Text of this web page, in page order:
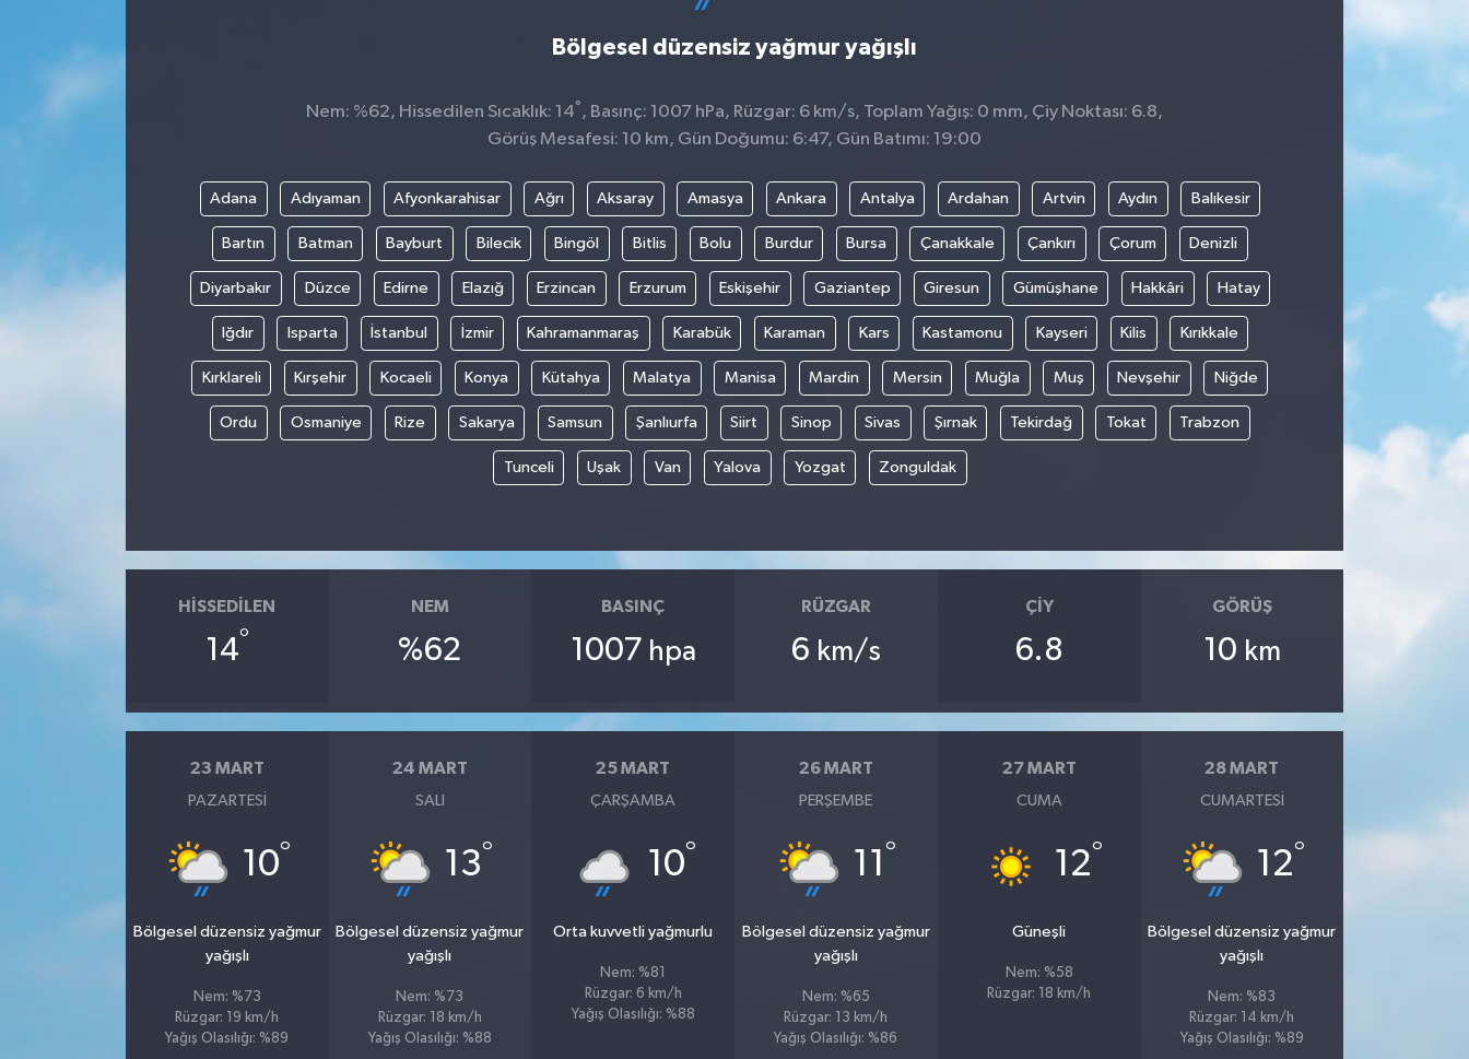
Bölgesel düzensiz yağmur yağışlı
Nem: %62, Hissedilen Sıcaklık: 14° , Basınç: 1007 hPa, Rüzgar: 6 km/s, Toplam Yağış: 0 mm, Çiy Noktası: 6.8,
Görüş Mesafesi: 10 km, Gün Doğumu: 6:47, Gün Batımı: 19:00
Adana Adıyaman Afyonkarahisar Ağrı Aksaray Amasya Ankara Antalya Ardahan Artvin Aydın Balıkesir
Bartın Batman Bayburt Bilecik Bingöl Bitlis Bolu Burdur Bursa Çanakkale Çankırı Çorum Denizli
Diyarbakır Düzce Edirne Elazığ Erzincan Erzurum Eskişehir Gaziantep Giresun Gümüşhane Hakkâri Hatay
Iğdır Isparta İstanbul İzmir Kahramanmaraş Karabük Karaman Kars Kastamonu Kayseri Kilis Kırıkkale
Kırklareli Kırşehir Kocaeli Konya Kütahya Malatya Manisa Mardin Mersin Muğla Muş Nevşehir Niğde
Ordu Osmaniye Rize Sakarya Samsun Şanlıurfa Siirt Sinop Sivas Şırnak Tekirdağ Tokat Trabzon
Tunceli Uşak Van Yalova Yozgat Zonguldak
HISSEDILEN
14°
NEM
%62
BASINÇ
1007 hpa
RÜZGAR
6 km/s
ÇIY
6.8
GÖRÜŞ
10 km
23 MART
PAZARTESI
10°
Bölgesel düzensiz yağmur
yağışlı
Nem: %73
Rüzgar: 19 km/h
Yağış Olasılığı: %89
24 MART
SALI
13°
Bölgesel düzensiz yağmur
yağışlı
Nem: %73
Rüzgar: 18 km/h
Yağış Olasılığı: %88
25 MART
ÇARŞAMBA
10°
Orta kuvvetli yağmurlu
Nem: %81
Rüzgar: 6 km/h
Yağış Olasılığı: %88
26 MART
PERŞEMBE
11 °
Bölgesel düzensiz yağmur
yağışlı
Nem: %65
Rüzgar: 13 km/h
Yağış Olasılığı: %86
27 MART
CUMA
12°
Güneşli
Nem: %58
Rüzgar: 18 km/h
28 MART
CUMARTESI
12°
Bölgesel düzensiz yağmur
yağışlı
Nem: %83
Rüzgar: 14 km/h
Yağış Olasılığı: %89